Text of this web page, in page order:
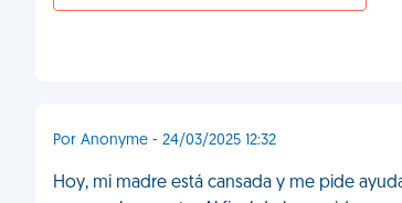
Por Anonyme - 24/03/2025 12:32
Hoy, mi madre está cansada y me pide